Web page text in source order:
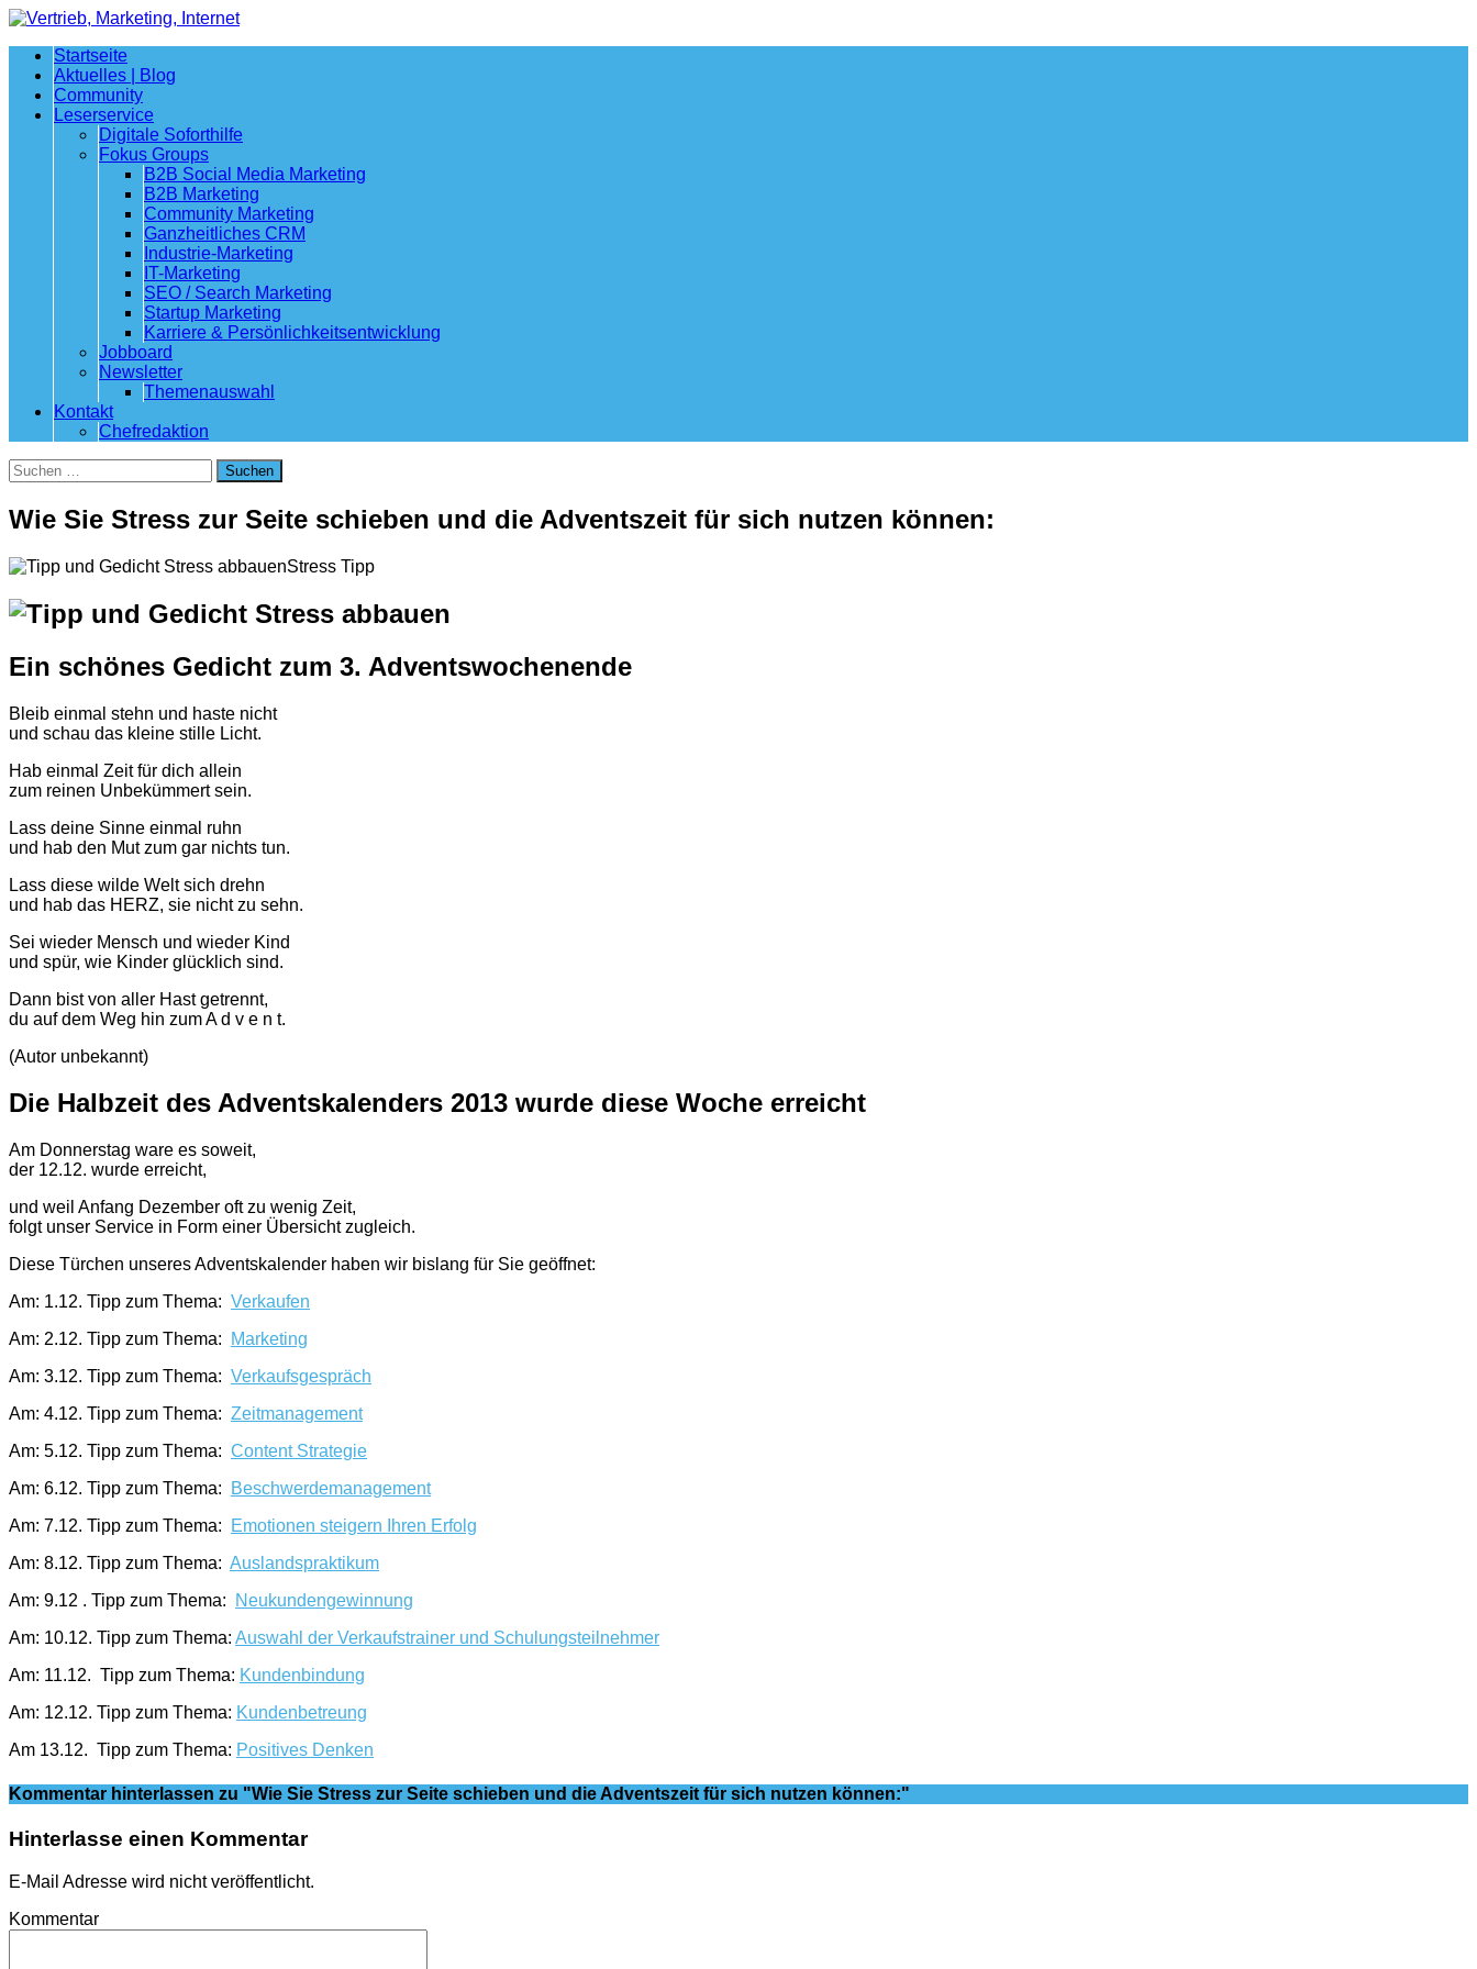
Startseite
Aktuelles | Blog
Community
Leserservice
Digitale Soforthilfe
Fokus Groups
B2B Social Media Marketing
B2B Marketing
Community Marketing
Ganzheitliches CRM
Industrie-Marketing
IT-Marketing
SEO / Search Marketing
Startup Marketing
Karriere & Persönlichkeitsentwicklung
Jobboard
Newsletter
Themenauswahl
Kontakt
Chefredaktion
Suchen
nach:
Wie Sie Stress zur Seite schieben und die Adventszeit für sich nutzen können:
Stress Tipp
Ein schönes Gedicht zum 3. Adventswochenende
Bleib einmal stehn und haste nicht
und schau das kleine stille Licht.
Hab einmal Zeit für dich allein
zum reinen Unbekümmert sein.
Lass deine Sinne einmal ruhn
und hab den Mut zum gar nichts tun.
Lass diese wilde Welt sich drehn
und hab das HERZ, sie nicht zu sehn.
Sei wieder Mensch und wieder Kind
und spür, wie Kinder glücklich sind.
Dann bist von aller Hast getrennt,
du auf dem Weg hin zum A d v e n t.
(Autor unbekannt)
Die Halbzeit des Adventskalenders 2013 wurde diese Woche erreicht
Am Donnerstag ware es soweit,
der 12.12. wurde erreicht,
und weil Anfang Dezember oft zu wenig Zeit,
folgt unser Service in Form einer Übersicht zugleich.
Diese Türchen unseres Adventskalender haben wir bislang für Sie geöffnet:
Am: 1.12. Tipp zum Thema: Verkaufen
Am: 2.12. Tipp zum Thema:
Marketing
Am: 3.12. Tipp zum Thema: Verkaufsgespräch
Am: 4.12. Tipp zum Thema: Zeitmanagement
Am: 5.12. Tipp zum Thema: Content Strategie
Am: 6.12. Tipp zum Thema:
Beschwerdemanagement
Am: 7.12. Tipp zum Thema:
Emotionen steigern Ihren Erfolg
Am: 8.12. Tipp zum Thema: Auslandspraktikum
Am: 9.12 . Tipp zum Thema:
Neukundengewinnung
Am: 10.12. Tipp zum Thema: Auswahl der Verkaufstrainer und Schulungsteilnehmer
Am: 11.12. Tipp zum Thema: Kundenbindung
Am: 12.12. Tipp zum Thema: Kundenbetreung
Am 13.12. Tipp zum Thema: Positives Denken
Kommentar hinterlassen zu "Wie Sie Stress zur Seite schieben und die Adventszeit für sich nutzen können:"
Hinterlasse einen Kommentar
E-Mail Adresse wird nicht veröffentlicht.
Kommentar